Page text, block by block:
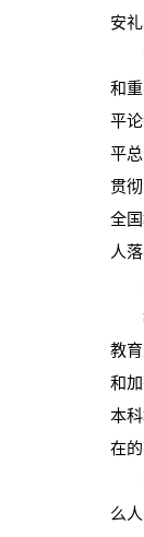
安
会
和
平
平
贯
全
人
围
教
教
和
本
在
学
么